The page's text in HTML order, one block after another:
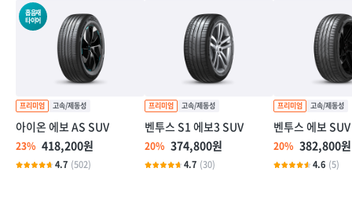
흡음재
타이어
아이온 에보 AS SUV
23% 418,200원
4.7 (502)
벤투스 S1 에보3 SUV
20% 374,800원
4.7 (30)
벤투스 에보 SUV
20% 382,800원
4.6 (5)